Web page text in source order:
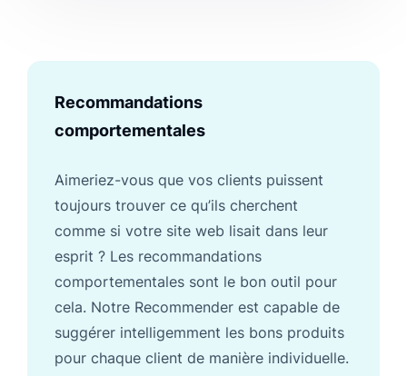
Recommandations
comportementales
Aimeriez-vous que vos clients puissent
toujours trouver ce qu’ils cherchent
comme si votre site web lisait dans leur
esprit ? Les recommandations
comportementales sont le bon outil pour
cela. Notre Recommender est capable de
suggérer intelligemment les bons produits
pour chaque client de manière individuelle.